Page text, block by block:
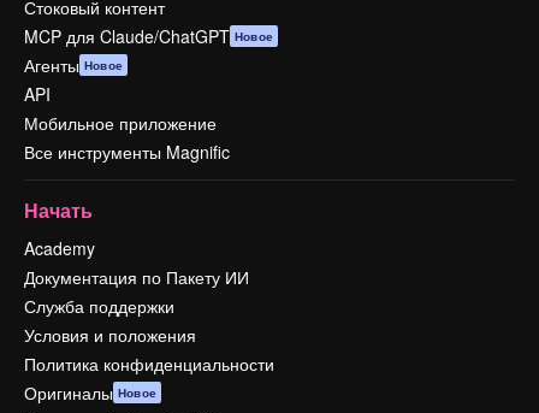
Стоковый контент
MCP для Claude/ChatGPT Новое
Агенты Новое
API
Мобильное приложение
Все инструменты Magnific
Начать
Academy
Документация по Пакету ИИ
Служба поддержки
Условия и положения
Политика конфиденциальности
Оригиналы Новое